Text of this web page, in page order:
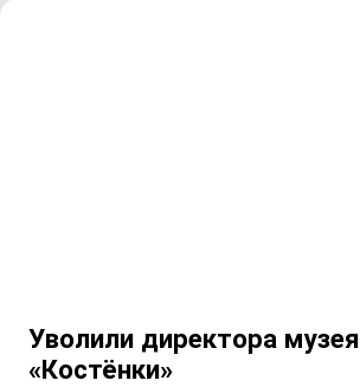
Уволили директора музея
«Костёнки»